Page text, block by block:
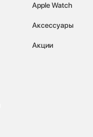
Apple Watch
Аксессуары
Акции